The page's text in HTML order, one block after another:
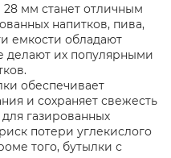
мм станет отличным
напитков, пива,
емкости обладают
делают их популярными
обеспечивает
и сохраняет свежесть
газированных
потери углекислого
того, бутылки с